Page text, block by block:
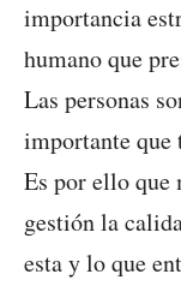
importancia
humano que
Las personas
importante que
Es por ello que
gestión la
esta y lo que